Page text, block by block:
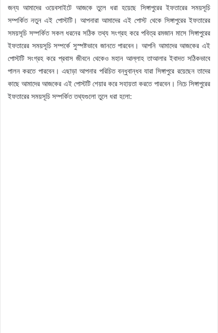
জন্য আমাদের ওয়েবসাইটে আজকে তুলে ধরা হয়েছে সিঙ্গাপুরের ইফতারের সময়সূচি
সম্পর্কিত নতুন এই পোস্টটি। আপনারা আমাদের এই পোস্ট থেকে সিঙ্গাপুরের ইফতারের
সময়সূচি সম্পর্কিত সকল ধরনের সঠিক তথ্য সংগ্রহ করে পবিত্র রমজান মাসে সিঙ্গাপুরের
ইফতারের সময়সূচি সম্পর্কে সুস্পষ্টভাবে জানতে পারবেন। আপনি আমাদের আজকের এই
পোস্টটি সংগ্রহ করে প্রবাস জীবনে থেকেও মহান আল্লাহ তাআলার ইবাদত সঠিকভাবে
পালন করতে পারবেন। এছাড়া আপনার পরিচিত বন্ধুবান্ধব যারা সিঙ্গাপুরে রয়েছেন তাদের
কাছে আমাদের আজকের এই পোস্টটি শেয়ার করে সহায়তা করতে পারবেন। নিচে সিঙ্গাপুরের
ইফতারের সময়সূচি সম্পর্কিত তথ্যগুলো তুলে ধরা হলো: